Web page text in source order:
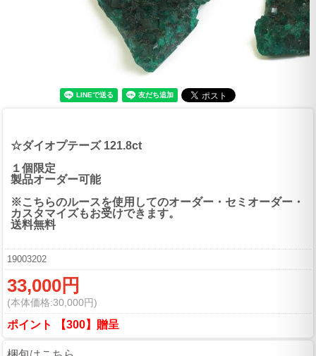
☆ダイオプテーズ 121.8ct
１個限定
製品オーダー可能
※こちらのルースを使用してのオーダー・セミオーダー・
カスタマイズもお受けできます。
送料無料
19003202
33,000円
(本体価格:30,000円)
ポイント 【300】贈呈